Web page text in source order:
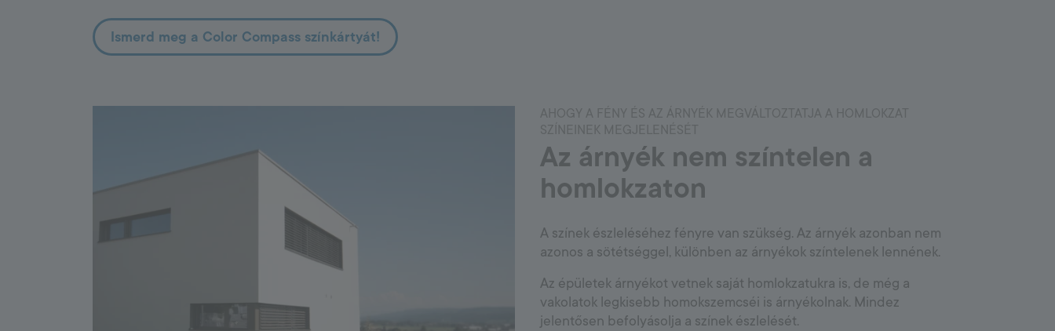
Ismerd meg a Color Compass színkártyát!
AHOGY A FÉNY ÉS AZ ÁRNYÉK MEGVÁLTOZTATJA A HOMLOKZAT
SZÍNEINEK MEGJELENÉSÉT
Az árnyék nem színtelen a
homlokzaton
A színek észleléséhez fényre van szükség. Az árnyék azonban nem
azonos a sötétséggel, különben az árnyékok színtelenek lennének.
Az épületek árnyékot vetnek saját homlokzatukra is, de még a
vakolatok legkisebb homokszemcséi is árnyékolnak. Mindez
jelentősen befolyásolja a színek észlelését.